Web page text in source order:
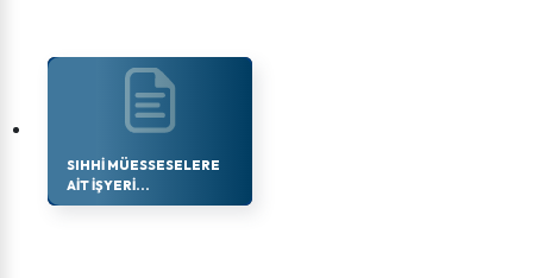
SIHHI MÜESSESELERE
AIT İŞYERI...